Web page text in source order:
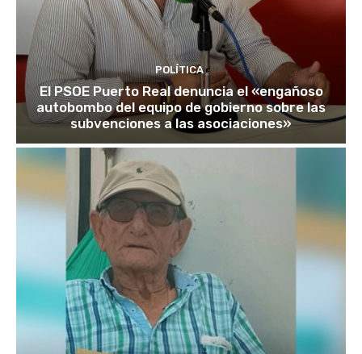
POLÍTICA
El PSOE Puerto Real denuncia el «engañoso
autobombo del equipo de gobierno sobre las
subvenciones a las asociaciones»